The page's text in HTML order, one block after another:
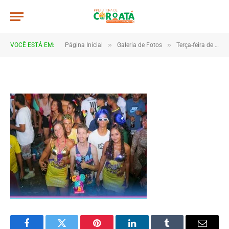
VOCÊ ESTÁ EM: Página Inicial » Galeria de Fotos » Terça-feira de carnaval 2023